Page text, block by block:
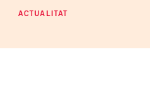
ACTUALITAT